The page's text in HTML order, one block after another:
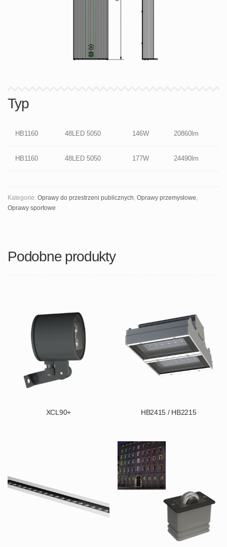
Typ
HB1160 48LED 5050 146W 20860lm
HB1160 48LED 5050 177W 24490lm
Kategorie: Oprawy do przestrzeni publicznych Oprawy przemysłowe
Oprawy sportowe
Podobne produkty
XCL90+ HB2415 / HB2215